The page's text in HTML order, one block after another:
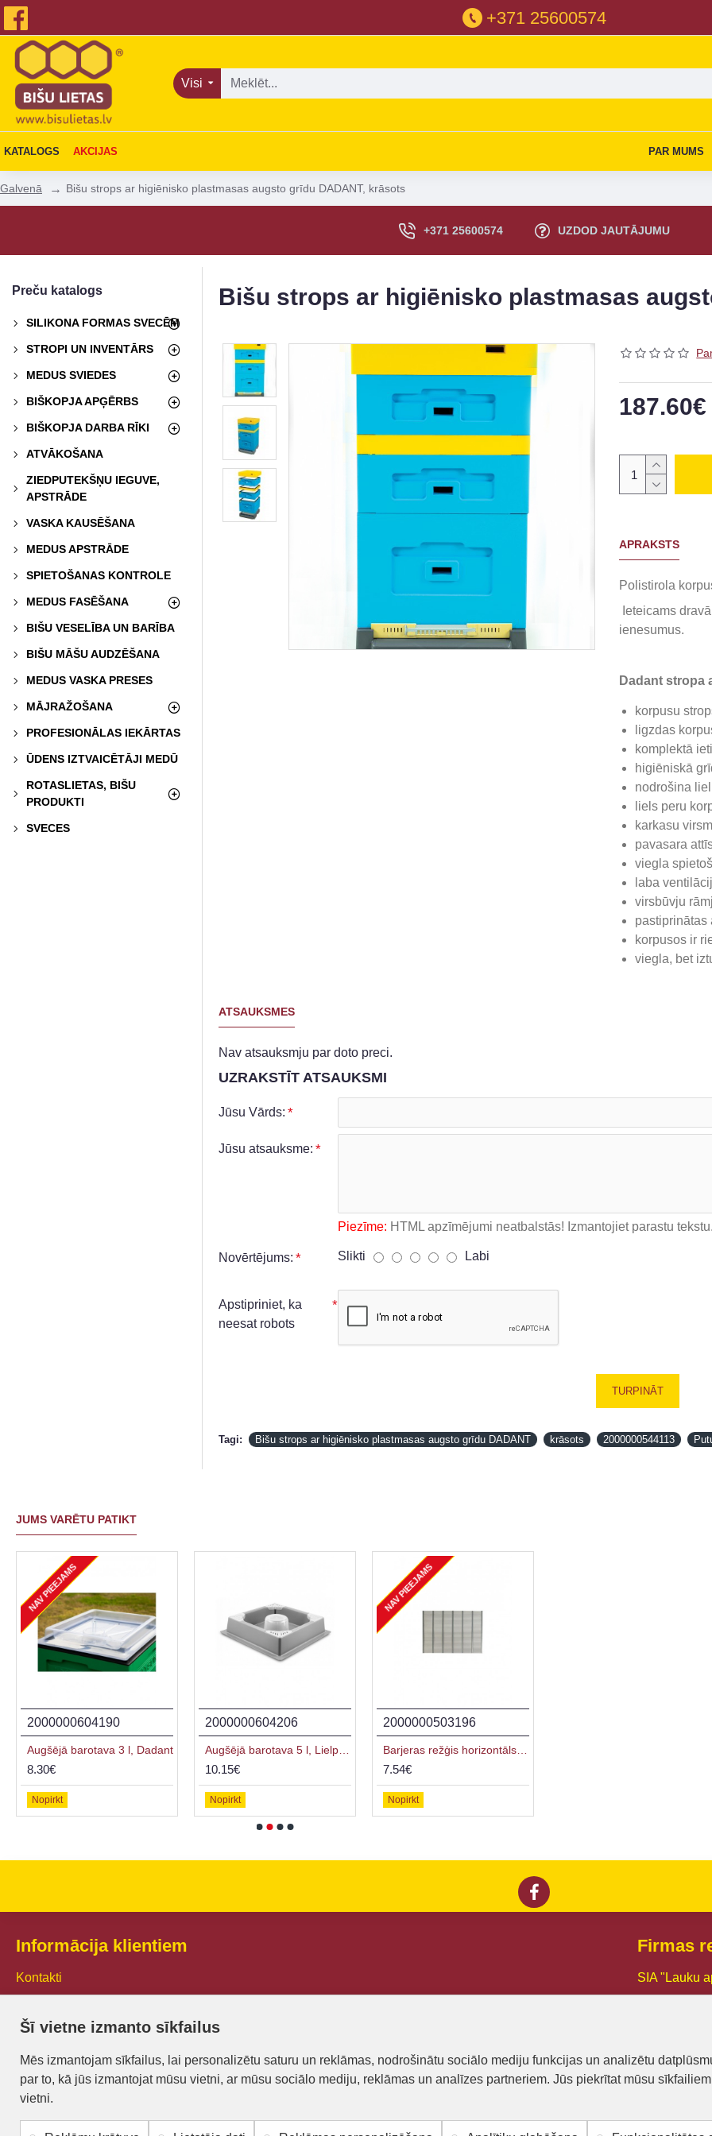
+371 25600574
Visi
KATALOGS AKCIJAS PAR MUMS
Galvenā Bišu strops ar higiēnisko plastmasas augsto grīdu DADANT, krāsots
+371 25600574 UZDOD JAUTĀJUMU
Preču katalogs
SILIKONA FORMAS SVECĒM
STROPI UN INVENTĀRS
MEDUS SVIEDES
BIŠKOPJA APĢĒRBS
BIŠKOPJA DARBA RĪKI
ATVĀKOŠANA
ZIEDPUTEKŠŅU IEGUVE,
APSTRĀDE
VASKA KAUSĒŠANA
MEDUS APSTRĀDE
SPIETOŠANAS KONTROLE
MEDUS FASĒŠANA
BIŠU VESELĪBA UN BARĪBA
BIŠU MĀŠU AUDZĒŠANA
MEDUS VASKA PRESES
MĀJRAŽOŠANA
PROFESIONĀLAS IEKĀRTAS
ŪDENS IZTVAICĒTĀJI MEDŪ
ROTASLIETAS, BIŠU
PRODUKTI
SVECES
Bišu strops ar higiēnisko plastmasas
187.60€
APRAKSTS
Polistirola
Ieteicams
ienesumus.
Dadant stropa
korpusu
ligzdas
komplektā
higiēniskā
nodrošina
liels peru
karkasu
pavasara
viegla
laba
virsbūvju
pastiprinātas
korpusos ir
viegla, bet
ATSAUKSMES
Nav atsauksmju par doto preci.
UZRAKSTĪT ATSAUKSMI
Jūsu Vārds:
Jūsu atsauksme:
Piezīme: HTML apzīmējumi neatbalstās! Izmantojiet parastu
Novērtējums: Slikti Labi
Apstipriniet, ka
neesat robots
TURPINĀT
Tagi: Bišu strops ar higiēnisko plastmasas augsto grīdu DADANT krāsots 2000000544113
JUMS VARĒTU PATIKT
NAV PIEEJAMS
2000000604190
Augšējā barotava 3 l, Dadant
8.30€
Nopirkt
2000000604206
10.15€
Nopirkt
NAV PIEEJAMS
2000000503196
7.54€
Nopirkt
Informācija klientiem
Kontakti
Preču iegādes nosacījumi
Privātuma politika
Atteikuma veidlapa
Firmas
SIA "Lauku
Dzirnavu
E-pasts:
Šī vietne izmanto sīkfailus
Mēs izmantojam sīkfailus, lai personalizētu saturu un reklāmas, nodrošinātu sociālo mediju funkcijas un analizētu
par to, kā jūs izmantojat mūsu vietni, ar mūsu sociālo mediju, reklāmas un analīzes partneriem. Jūs piekrītat mūsu
vietni.